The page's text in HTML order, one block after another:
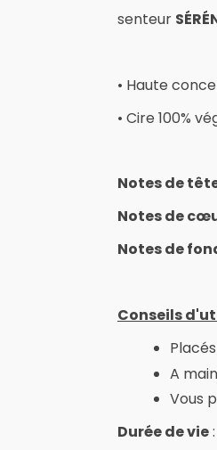
senteur
• Haute
• Cire 100%
Notes de
Notes de
Notes de
Conseils
A
Vous
Durée de vie